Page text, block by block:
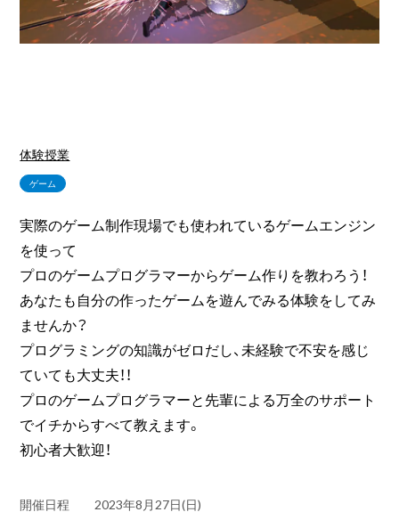
体験授業
ゲーム
実際のゲーム制作現場でも使われているゲームエンジン
を使って
プロのゲームプログラマーからゲーム作りを教わろう！
あなたも自分の作ったゲームを遊んでみる体験をしてみ
ませんか？
プログラミングの知識がゼロだし、未経験で不安を感じ
ていても大丈夫！！
プロのゲームプログラマーと先輩による万全のサポート
でイチからすべて教えます。
初心者大歓迎！
開催日程
2023年8月27日(日)